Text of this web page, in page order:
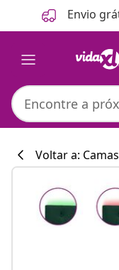
Anterior
Seguinte Envio
Voltar a: